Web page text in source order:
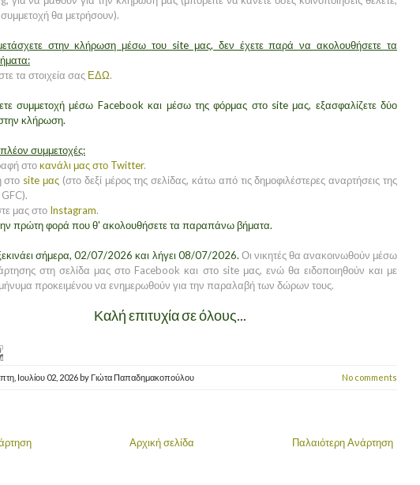
θα μετρήσουν).
στην κλήρωση μέσω του site μας, δεν έχετε παρά να ακολουθήσετε τα
τα στοιχεία σας ΕΔΩ.
συμμετοχή μέσω Facebook και μέσω της φόρμας στο site μας, εξασφαλίζετε δύο
κλήρωση.
συμμετοχές:
στοκανάλι μας στο Twitter.
στο site μας (στο δεξί μέρος της σελίδας, κάτω από τις δημοφιλέστερες αναρτήσεις της
μας στο Instagram.
την πρώτη φορά που θ' ακολουθήσετε τα παραπάνω βήματα.
σήμερα, 02/07/2026 και λήγει 08/07/2026. Οι νικητές θα ανακοινωθούν μέσω
στη σελίδα μας στο Facebook και στο site μας, ενώ θα ειδοποιηθούν και με
προκειμένου να ενημερωθούν για την παραλαβή των δώρων τους.
Καλή επιτυχία σε όλους...
Ιουλίου 02, 2026 by Γιώτα Παπαδημακοπούλου No comments
Παλαιότερη Ανάρτηση
Αρχική σελίδα